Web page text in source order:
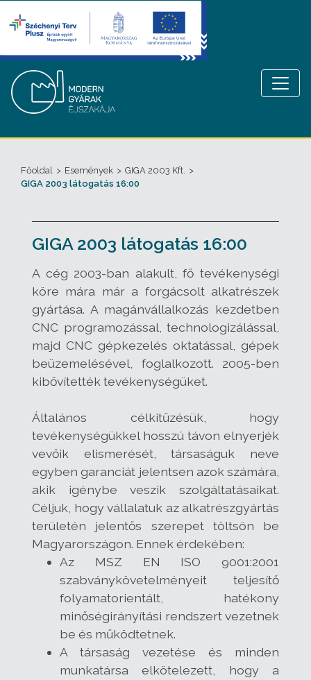
Főoldal > Események > GIGA 2003 Kft. >
GIGA 2003 látogatás 16:00
GIGA 2003 látogatás 16:00
A cég 2003-ban alakult, fő tevékenységi
köre mára már a forgácsolt alkatrészek
gyártása. A magánvállalkozás kezdetben
CNC programozással, technologizálással,
majd CNC gépkezelés oktatással, gépek
beüzemelésével, foglalkozott. 2005-ben
kibővítették tevékenységüket.
Általános célkitűzésük, hogy
tevékenységükkel hosszú távon elnyerjék
vevőik elismerését, társaságuk neve
egyben garanciát jelentsen azok számára,
akik igénybe veszik szolgáltatásaikat.
Céljuk, hogy vállalatuk az alkatrészgyártás
területén jelentős szerepet töltsön be
Magyarországon. Ennek érdekében:
Az MSZ EN ISO 9001:2001
szabványkövetelményeit teljesítő
folyamatorientált, hatékony
minőségirányítási rendszert vezetnek
be és működtetnek.
A társaság vezetése és minden
munkatársa elkötelezett, hogy a